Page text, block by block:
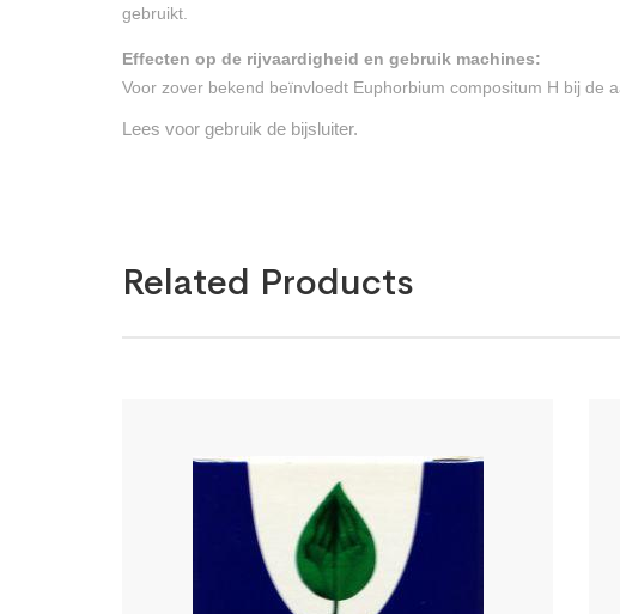
gebruikt.
Effecten op de rijvaardigheid en gebruik machines:
Voor zover bekend beïnvloedt Euphorbium compositum H bij de
Lees voor gebruik de bijsluiter.
Related Products